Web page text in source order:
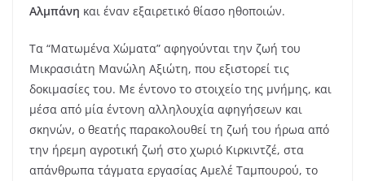
Αλμπάνη και έναν εξαιρετικό θίασο ηθοποιών.
Τα “Ματωμένα Χώματα” αφηγούνται την ζωή του
Μικρασιάτη Μανώλη Αξιώτη, που εξιστορεί τις
δοκιμασίες του. Με έντονο το στοιχείο της μνήμης, και
μέσα από μία έντονη αλληλουχία αφηγήσεων και
σκηνών, ο θεατής παρακολουθεί τη ζωή του ήρωα από
την ήρεμη αγροτική ζωή στο χωριό Κιρκιντζέ, στα
απάνθρωπα τάγματα εργασίας Αμελέ Ταμπουρού, το